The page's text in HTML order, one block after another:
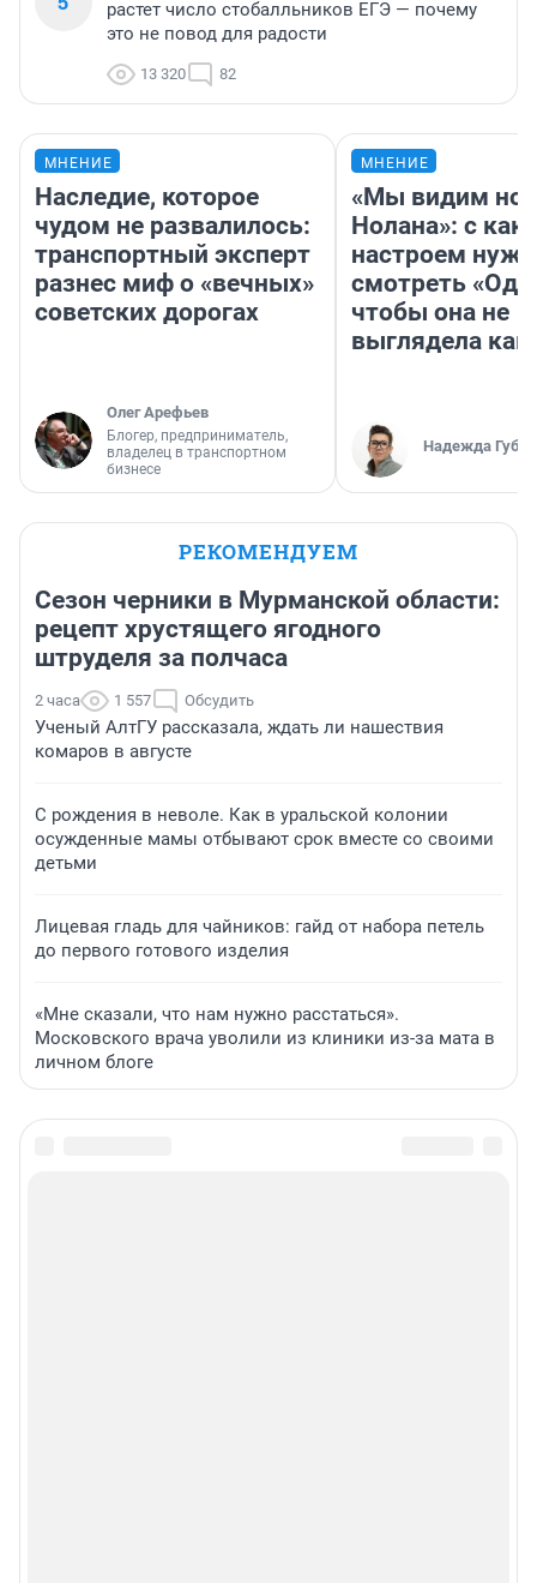
растет число стобалльников ЕГЭ — почему
это не повод для радости
13 320 82
МНЕНИЕ
Наследие, которое
чудом не развалилось:
транспортный эксперт
разнес миф о «вечных»
советских дорогах
Олег Арефьев
Блогер, предприниматель,
владелец в транспортном
бизнесе
МНЕНИЕ
«Мы видим
Нолана»: с
настроем
смотреть
чтобы она не
выглядела как
Надежда
РЕКОМЕНДУЕМ
Сезон черники в Мурманской области:
рецепт хрустящего ягодного
штруделя за полчаса
2 часа 1 557 Обсудить
Ученый АлтГУ рассказала, ждать ли нашествия
комаров в августе
С рождения в неволе. Как в уральской колонии
осужденные мамы отбывают срок вместе со своими
детьми
Лицевая гладь для чайников: гайд от набора петель
до первого готового изделия
«Мне сказали, что нам нужно расстаться».
Московского врача уволили из клиники из-за мата в
личном блоге